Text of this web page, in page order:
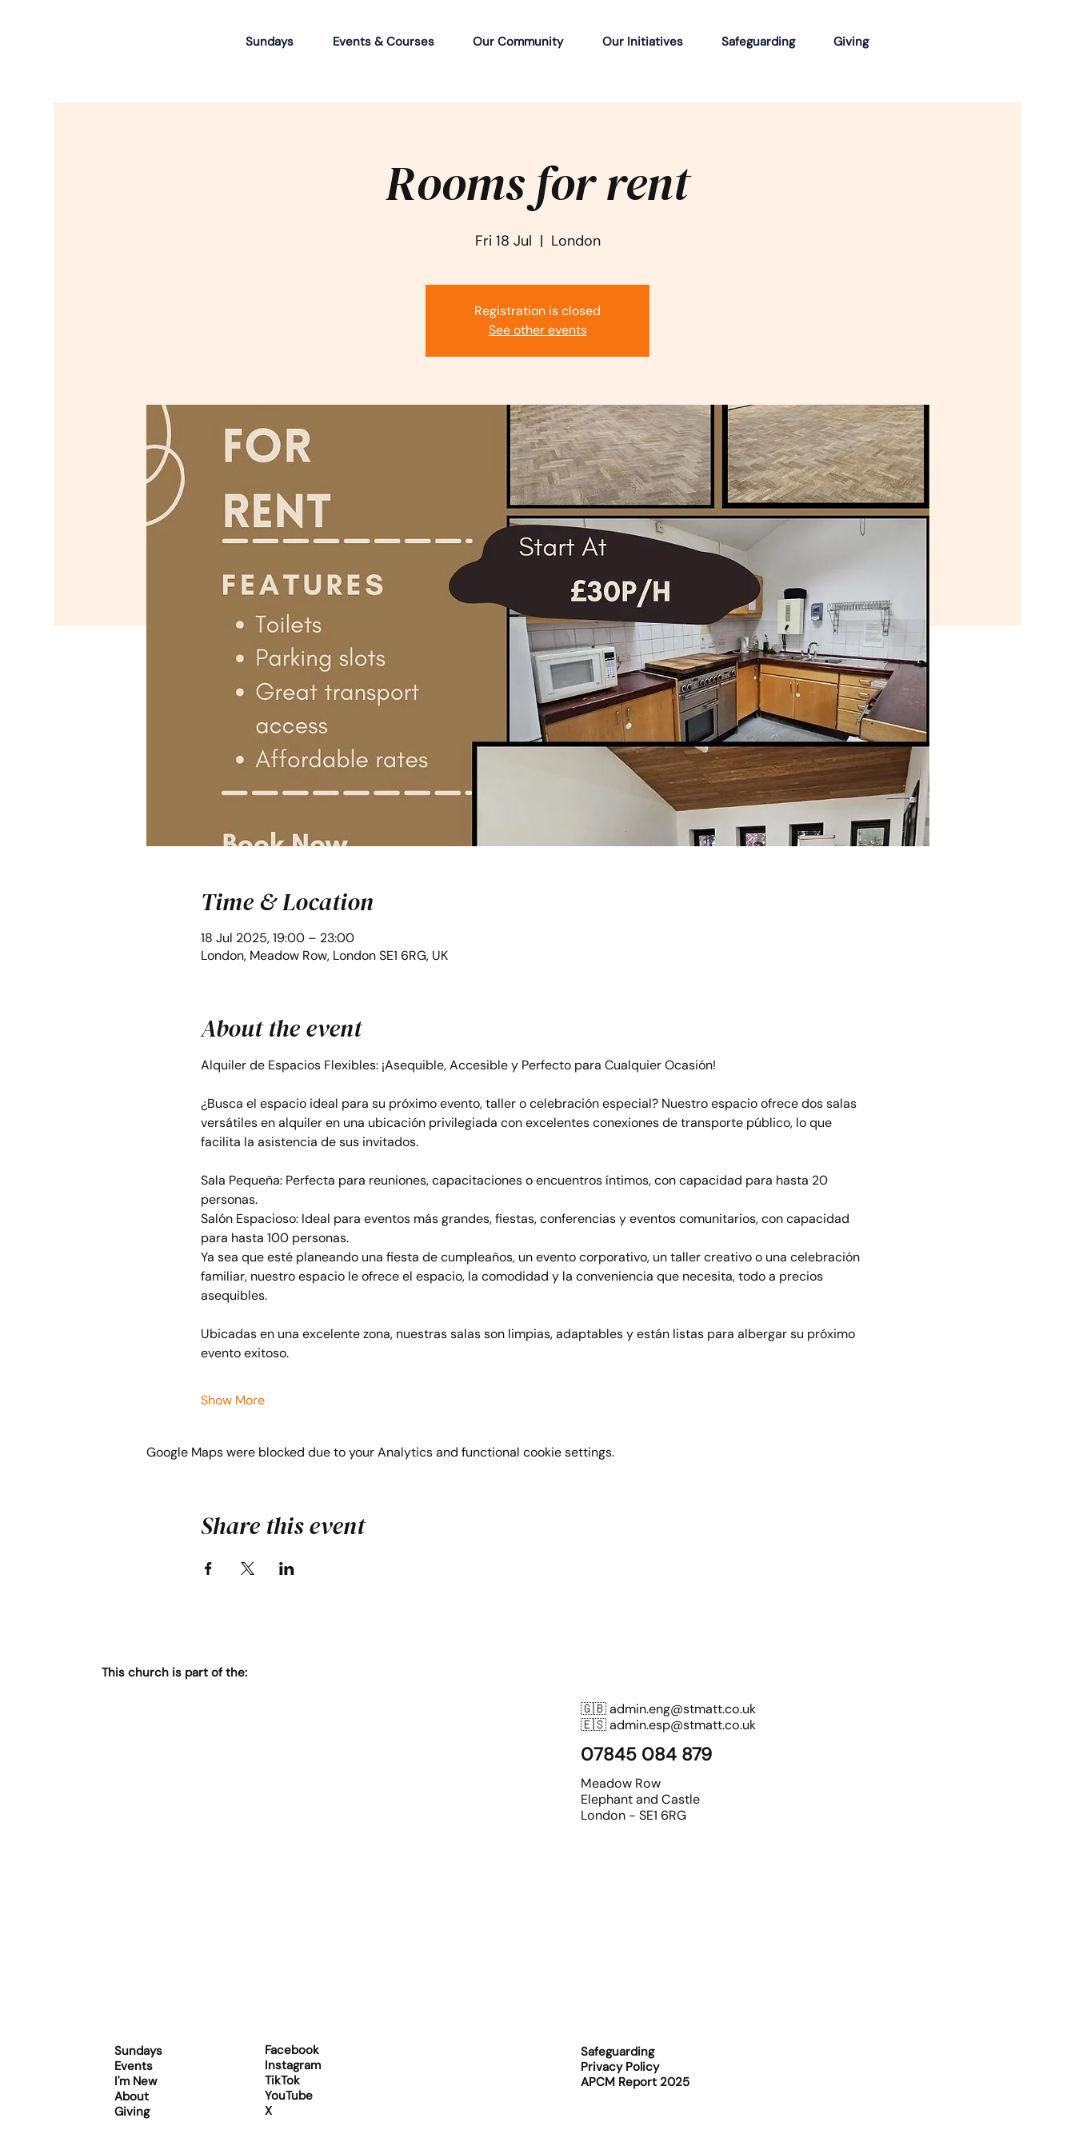
Sundays Events & Courses Our Community Our Initiatives Safeguarding Giving
Rooms for rent
Fri 18 Jul
  |
London
Registration is closed
See other events
Time & Location
18 Jul 2025, 19:00 – 23:00
London, Meadow Row, London SE1 6RG, UK
About the event
Alquiler de Espacios Flexibles: ¡Asequible, Accesible y Perfecto para Cualquier Ocasión!
¿Busca el espacio ideal para su próximo evento, taller o celebración especial? Nuestro espacio ofrece dos salas
versátiles en alquiler en una ubicación privilegiada con excelentes conexiones de transporte público, lo que
facilita la asistencia de sus invitados.
Sala Pequeña: Perfecta para reuniones, capacitaciones o encuentros íntimos, con capacidad para hasta 20
personas.
Salón Espacioso: Ideal para eventos más grandes, fiestas, conferencias y eventos comunitarios, con capacidad
para hasta 100 personas.
Ya sea que esté planeando una fiesta de cumpleaños, un evento corporativo, un taller creativo o una celebración
familiar, nuestro espacio le ofrece el espacio, la comodidad y la conveniencia que necesita, todo a precios
asequibles.
Ubicadas en una excelente zona, nuestras salas son limpias, adaptables y están listas para albergar su próximo
evento exitoso.
Show More
Google Maps were blocked due to your Analytics and functional cookie settings.
Share this event
This church is part of the:
🇬🇧admin.eng@stmatt.co.uk
🇪🇸admin.esp@stmatt.co.uk
07845 084 879
Meadow Row
Elephant and Castle
London - SE1 6RG
Sundays
Events
I'm New
About
Giving
Facebook
Instagram
TikTok
YouTube
X
Safeguarding
Privacy Policy
APCM Report 2025